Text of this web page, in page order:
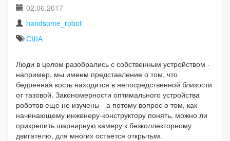
02.06.2017
handsome_robot
США
Люди в целом разобрались с собственным устройством -
например, мы имеем представление о том, что
бедренная кость находится в непосредственной близости
от тазовой. Закономерности оптимального устройства
роботов еще не изучены - а потому вопрос о том, как
начинающему инженеру-конструктору понять, можно ли
прикрепить шарнирную камеру к безколлекторному
двигателю, для многих остается открытым.